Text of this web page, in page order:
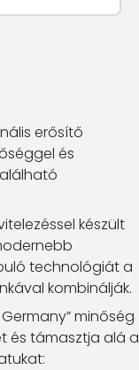
erősítő
és
készült
technológiát a
kombinálják.
minőség
és támasztja alá a